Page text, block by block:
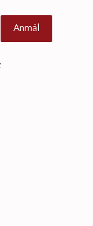
Anmäl